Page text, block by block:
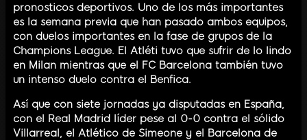
pronosticos deportivos. Uno de los más importantes
es la semana previa que han pasado ambos equipos,
con duelos importantes en la fase de grupos de la
Champions League. El Atléti tuvo que sufrir de lo lindo
en Milan mientras que el FC Barcelona también tuvo
un intenso duelo contra el Benfica.
Así que con siete jornadas ya disputadas en España,
con el Real Madrid líder pese al 0-0 contra el sólido
Villarreal, el Atlético de Simeone y el Barcelona de